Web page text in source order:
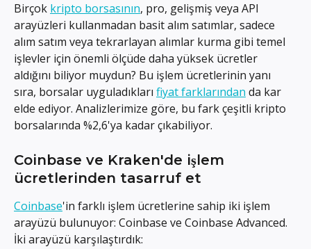
Birçok kripto borsasının, pro, gelişmiş veya API
arayüzleri kullanmadan basit alım satımlar, sadece
alım satım veya tekrarlayan alımlar kurma gibi temel
işlevler için önemli ölçüde daha yüksek ücretler
aldığını biliyor muydun? Bu işlem ücretlerinin yanı
sıra, borsalar uyguladıkları fiyat farklarından da kar
elde ediyor. Analizlerimize göre, bu fark çeşitli kripto
borsalarında %2,6'ya kadar çıkabiliyor.
Coinbase ve Kraken'de işlem
ücretlerinden tasarruf et
Coinbase'in farklı işlem ücretlerine sahip iki işlem
arayüzü bulunuyor: Coinbase ve Coinbase Advanced.
İki arayüzü karşılaştırdık: